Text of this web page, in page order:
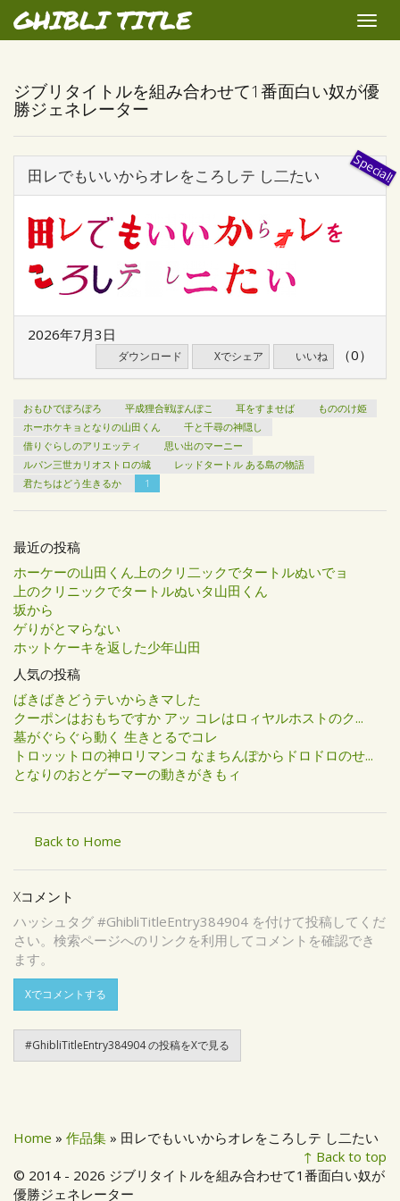
GHIBLI TITLE
Toggle
ジブリタイトルを組み合わせて1番面白い奴が優
勝ジェネレーター
田レでもいいからオレをころしテ し二たい
2026年7月3日
ダウンロード Xでシェア いいね （0）
おもひでぽろぽろ 平成狸合戦ぽんぽこ 耳をすませば
もののけ姫
ホーホケキョとなりの山田くん
千と千尋の神隠し
借りぐらしのアリエッティ
思い出のマーニー
ルパン三世カリオストロの城
レッドタートル ある島の物語
君たちはどう生きるか
1
最近の投稿
ホーケーの山田くん上のクリ二ックでタートルぬいでョ
上のクリニックでタートルぬいタ山田くん
坂から
ゲりがとマらない
ホットケーキを返した少年山田
人気の投稿
ばきばきどうテいからきマした
クーポンはおもちですか アッ コレはロィヤルホストのク...
墓がぐらぐら動く 生きとるでコレ
トロッットロの神ロリマンコ なまちんぽからドロドロのせ...
となりのおとゲーマーの動きがきもィ
Back to Home
Xコメント
ハッシュタグ #GhibliTitleEntry384904 を付けて投稿してくだ
さい。検索ページへのリンクを利用してコメントを確認でき
ます。
Xでコメントする
#GhibliTitleEntry384904 の投稿をXで見る
Home » 作品集 » 田レでもいいからオレをころしテ し二たい
↑ Back to top
© 2014 - 2026 ジブリタイトルを組み合わせて1番面白い奴が
優勝ジェネレーター